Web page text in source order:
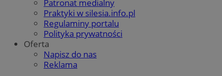
Patronat medialny
Praktyki w silesia.info.pl
Regulaminy portalu
Polityka prywatności
Oferta
Napisz do nas
Reklama
QeSessID orzesze.com.pl